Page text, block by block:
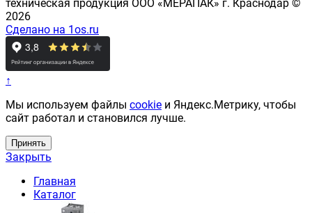
техническая продукция ООО «МЕРАПАК» г. Краснодар ©
2026
Сделано на 1os.ru
↑
Мы используем файлы cookie и Яндекс.Метрику, чтобы
сайт работал и становился лучше.
Принять
Закрыть
Главная
Каталог